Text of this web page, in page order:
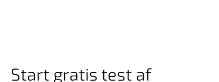
Start gratis test af